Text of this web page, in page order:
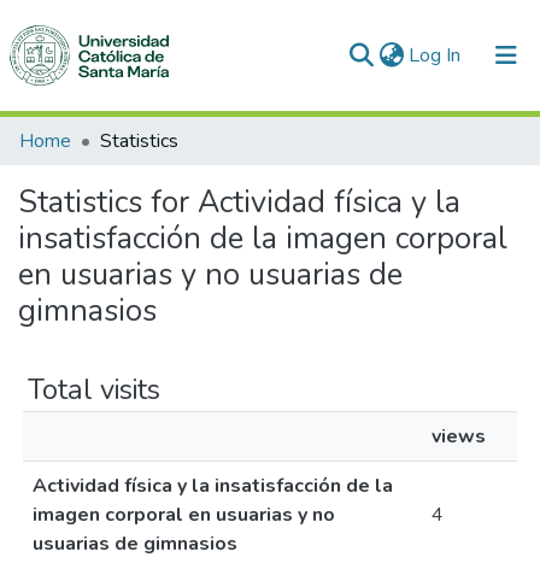
Log In (current)
Communities & Collections
All of DSpace
Home Statistics
Statistics for Actividad física y la
insatisfacción de la imagen corporal
en usuarias y no usuarias de
gimnasios
Total visits
views
Actividad física y la insatisfacción de la
imagen corporal en usuarias y no
usuarias de gimnasios
4